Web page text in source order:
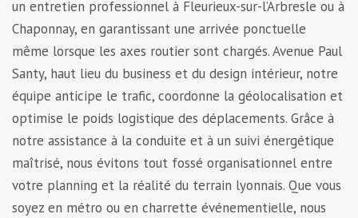
un entretien professionnel à Fleurieux-sur-l’Arbresle ou à
Chaponnay, en garantissant une arrivée ponctuelle
même lorsque les axes routier sont chargés. Avenue Paul
Santy, haut lieu du business et du design intérieur, notre
équipe anticipe le trafic, coordonne la géolocalisation et
optimise le poids logistique des déplacements. Grâce à
notre assistance à la conduite et à un suivi énergétique
maîtrisé, nous évitons tout fossé organisationnel entre
votre planning et la réalité du terrain lyonnais. Que vous
soyez en métro ou en charrette événementielle, nous